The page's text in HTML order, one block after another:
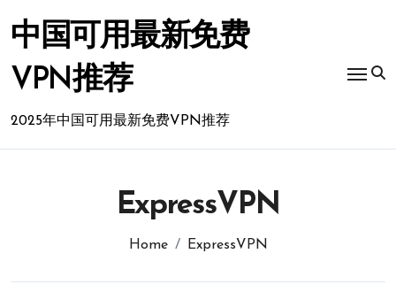
to
content
中国可用最新免费
VPN推荐
2025年中国可用最新免费VPN推荐
ExpressVPN
Home ExpressVPN